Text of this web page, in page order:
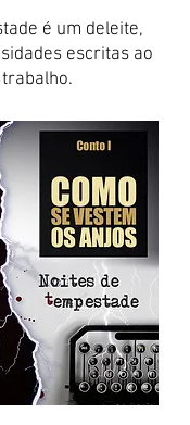
noir, ficção
dramático.​
marcantes: um
por uma entidade
em busca de seu
em uma cidade
da década de
um amor impossível
limites da vida e da
transitam entre o
o belo e o
o medo, compondo
é um deleite,
escritas ao